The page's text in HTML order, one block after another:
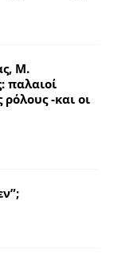
Μ.
παλαιοί
ρόλους -και οι